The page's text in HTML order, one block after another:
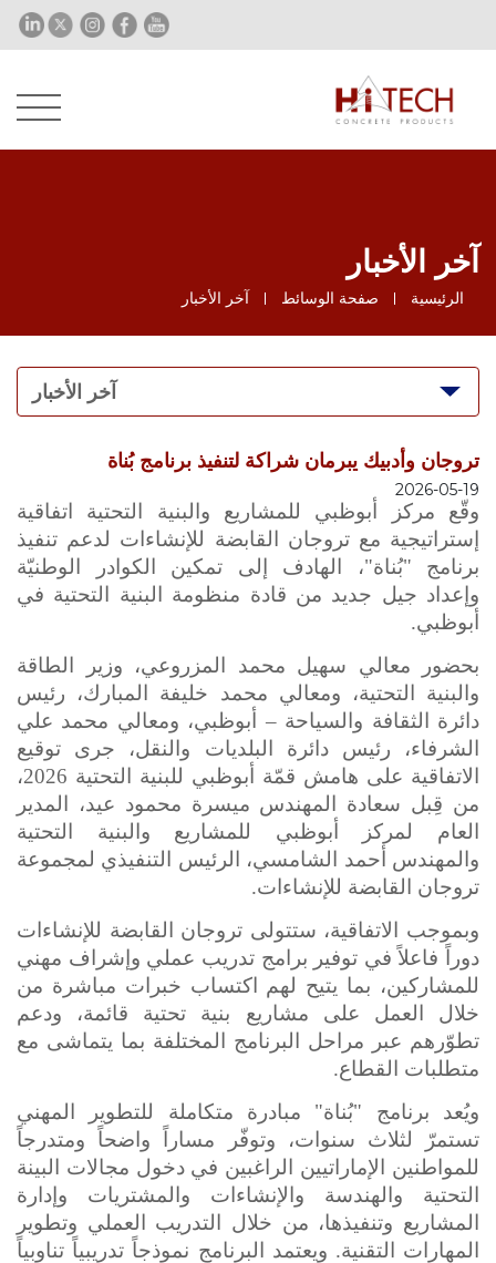
آخر الأخبار
الرئيسية صفحة الوسائط آخر الأخبار
آخر الأخبار
تروجان وأدبيك يبرمان شراكة لتنفيذ برنامج بُناة
2026-05-19
وقّع مركز أبوظبي للمشاريع والبنية التحتية اتفاقية
إستراتيجية مع تروجان القابضة للإنشاءات لدعم تنفيذ
برنامج "بُناة"، الهادف إلى تمكين الكوادر الوطنيّة
وإعداد جيل جديد من قادة منظومة البنية التحتية في
أبوظبي.
بحضور معالي سهيل محمد المزروعي، وزير الطاقة
والبنية التحتية، ومعالي محمد خليفة المبارك، رئيس
دائرة الثقافة والسياحة – أبوظبي، ومعالي محمد علي
الشرفاء، رئيس
دائرة البلديات والنقل، جرى توقيع
الاتفاقية على هامش قمّة أبوظبي للبنية التحتية 2026،
من قِبل سعادة المهندس ميسرة محمود عيد، المدير
العام لمركز أبوظبي للمشاريع والبنية التحتية
والمهندس أحمد الشامسي، الرئيس التنفيذي لمجموعة
تروجان القابضة للإنشاءات.
وبموجب الاتفاقية، ستتولى تروجان القابضة للإنشاءات
دوراً فاعلاً في توفير برامج تدريب عملي وإشراف مهني
للمشاركين، بما يتيح لهم اكتساب خبرات مباشرة من
خلال العمل على مشاريع بنية تحتية قائمة، ودعم
تطوّرهم عبر مراحل البرنامج المختلفة بما يتماشى مع
متطلبات القطاع.
ويُعد برنامج "بُناة" مبادرة متكاملة للتطوير المهني
تستمرّ لثلاث سنوات، وتوفّر مساراً واضحاً ومتدرجاً
للمواطنين الإماراتيين الراغبين في دخول مجالات البينة
التحتية والهندسة والإنشاءات والمشتريات وإدارة
المشاريع وتنفيذها، من خلال التدريب العملي وتطوير
المهارات التقنية. ويعتمد البرنامج نموذجاً تدريبياً تناوبياً